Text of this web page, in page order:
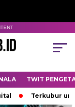
TWIT
Terkubur untuk